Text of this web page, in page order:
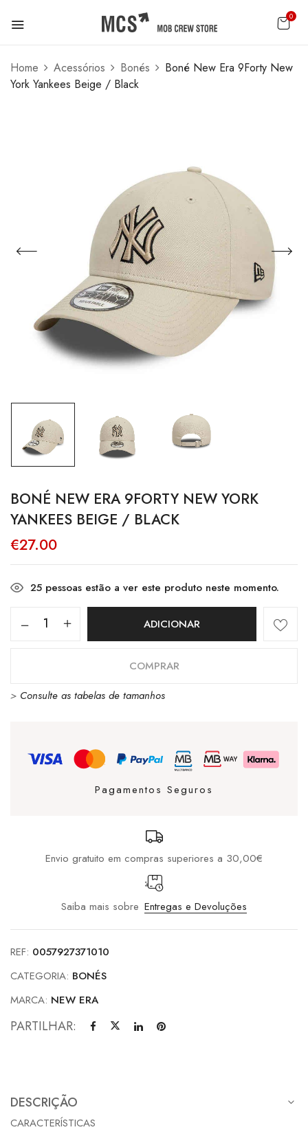
0
Home Acessórios Bonés
Boné New Era 9Forty New
York Yankees Beige / Black
BONÉ NEW ERA 9FORTY NEW YORK
YANKEES BEIGE / BLACK
€27.00
25 pessoas estão a ver este produto neste momento.
Quantidade
Era
York
ADICIONAR
COMPRAR
> Consulte as tabelas de tamanhos
Pagamentos Seguros
Envio gratuito em compras superiores a 30,00€
Saiba mais sobre Entregas e Devoluções
REF: 0057927371010
CATEGORIA: BONÉS
MARCA: NEW ERA
PARTILHAR:
DESCRIÇÃO
CARACTERÍSTICAS